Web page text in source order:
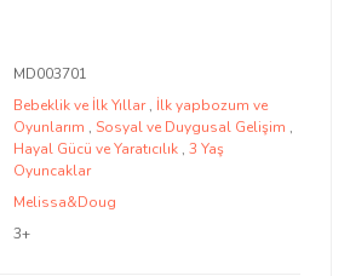
MD003701
Bebeklik ve İlk Yıllar , İlk yapbozum ve
Oyunlarım , Sosyal ve Duygusal Gelişim ,
Hayal Gücü ve Yaratıcılık , 3 Yaş
Oyuncaklar
Melissa&Doug
3+